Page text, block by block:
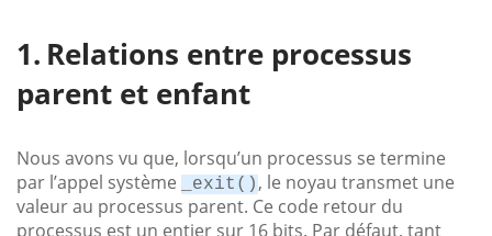
Relations entre processus
parent et enfant
Nous avons vu que, lorsqu’un processus se termine
par l’appel système
_exit() , le noyau transmet une
valeur au processus parent. Ce code retour du
processus est un entier sur 16 bits. Par défaut, tant